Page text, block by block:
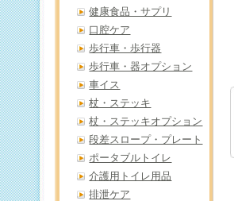
健康食品・サプリ
口腔ケア
歩行車・歩行器
歩行車・器オプション
車イス
杖・ステッキ
杖・ステッキオプション
段差スロープ・プレート
ポータブルトイレ
介護用トイレ用品
排泄ケア